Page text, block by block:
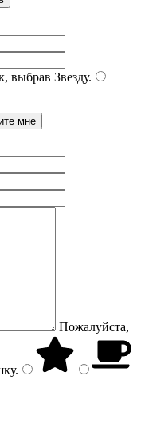
выбрав Звезду.
Пожалуйста,
.